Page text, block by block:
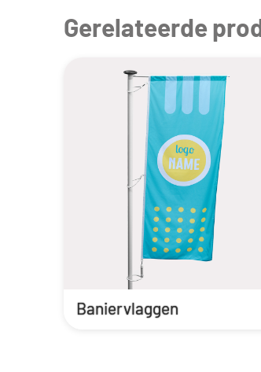
Gerelateerde
Baniervlaggen